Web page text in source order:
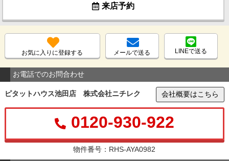
来店予約
お気に入りに登録する メールで送る LINEで送る
お電話でのお問合わせ
ピタットハウス池田店 株式会社ニチレク 会社概要はこちら
0120-930-922
物件番号：RHS-AYA0982